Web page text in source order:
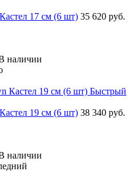
17 см (6 шт) 35 620 руб.
наличии
Быстрый
19 см (6 шт) 38 340 руб.
наличии